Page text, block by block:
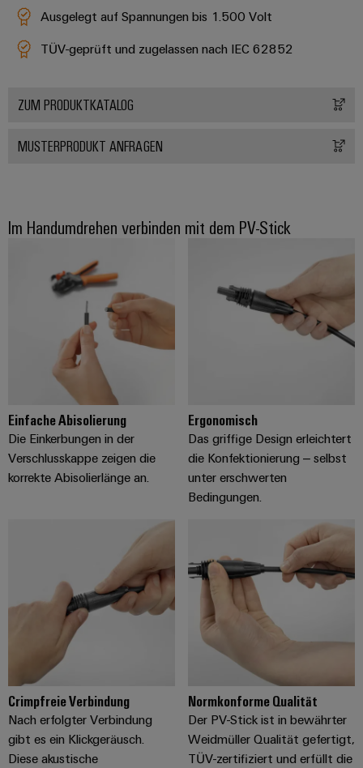
Ausgelegt auf Spannungen bis 1.500 Volt
TÜV-geprüft und zugelassen nach IEC 62852
ZUM PRODUKTKATALOG
MUSTERPRODUKT ANFRAGEN
Im Handumdrehen verbinden mit dem PV-Stick
Einfache Abisolierung
Die Einkerbungen in der
Verschlusskappe zeigen die
korrekte Abisolierlänge an.
Ergonomisch
Das griffige Design erleichtert
die Konfektionierung – selbst
unter erschwerten
Bedingungen.
Crimpfreie Verbindung
Nach erfolgter Verbindung
gibt es ein Klickgeräusch.
Diese akustische
Normkonforme Qualität
Der PV-Stick ist in bewährter
Weidmüller Qualität gefertigt,
TÜV-zertifiziert und erfüllt die